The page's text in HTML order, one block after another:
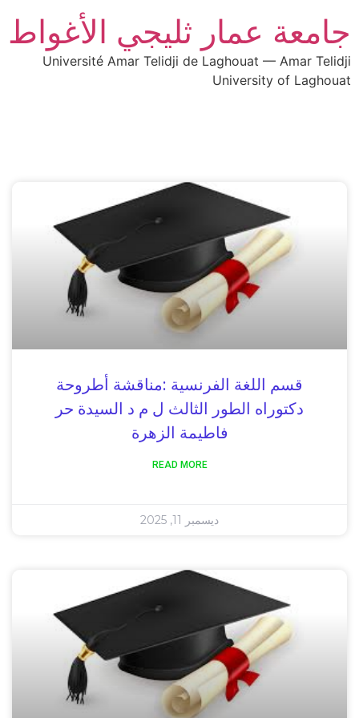
جامعة عمار ثليجي الأغواط
Université Amar Telidji de Laghouat — Amar Telidji
University of Laghouat
قسم اللغة الفرنسية :مناقشة أطروحة
دكتوراه الطور الثالث ل م د السيدة حر
فاطيمة الزهرة
READ MORE
ديسمبر 11, 2025